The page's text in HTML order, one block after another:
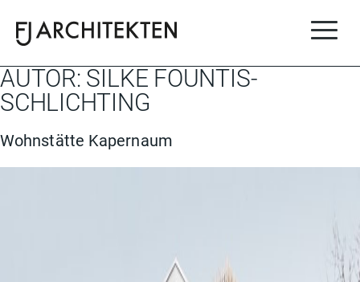
FJ-Architekten
für ihr besonderes Projekt.
AUTOR: SILKE FOUNTIS-
SCHLICHTING
Wohnstätte Kapernaum